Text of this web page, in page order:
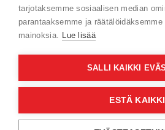
Ota yhteyttä
Käyttöehdot
Verkkoselailun tietosuojaseloste
tarjotaksemme sosiaalisen median
parantaaksemme ja
mainoksia. Lue lisää
SALLI KAIKKI
ESTÄ KAIKKI